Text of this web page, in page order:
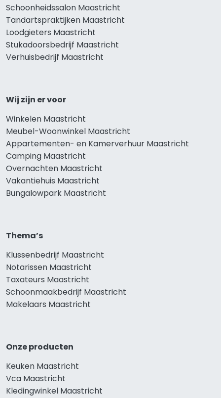
Schoonheidssalon Maastricht
Tandartspraktijken Maastricht
Loodgieters Maastricht
Stukadoorsbedrijf Maastricht
Verhuisbedrijf Maastricht
Wij zijn er voor
Winkelen Maastricht
Meubel-Woonwinkel Maastricht
Appartementen- en Kamerverhuur Maastricht
Camping Maastricht
Overnachten Maastricht
Vakantiehuis Maastricht
Bungalowpark Maastricht
Thema’s
Klussenbedrijf Maastricht
Notarissen Maastricht
Taxateurs Maastricht
Schoonmaakbedrijf Maastricht
Makelaars Maastricht
Onze producten
Keuken Maastricht
Vca Maastricht
Kledingwinkel Maastricht